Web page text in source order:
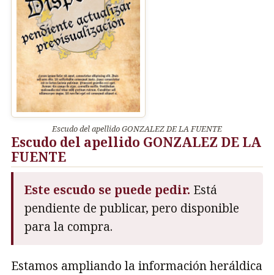
Escudo del apellido GONZALEZ DE LA FUENTE
Escudo del apellido GONZALEZ DE LA
FUENTE
Este escudo se puede pedir. Está
pendiente de publicar, pero disponible
para la compra.
Estamos ampliando la información heráldica